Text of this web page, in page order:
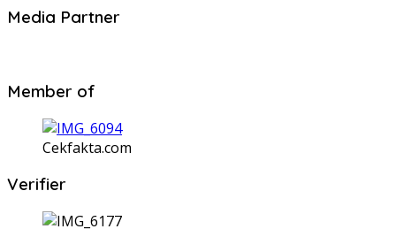
Media Partner
Member of
Cekfakta.com
Verifier